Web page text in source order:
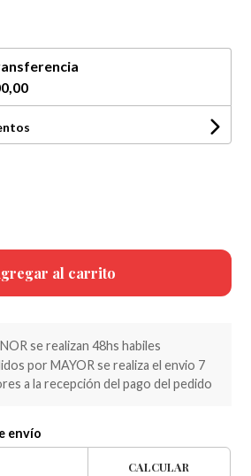
al carrito
se realizan 48hs habiles
por MAYOR se realiza el envio 7
a la recepción del pago del pedido
envío
CALCULAR